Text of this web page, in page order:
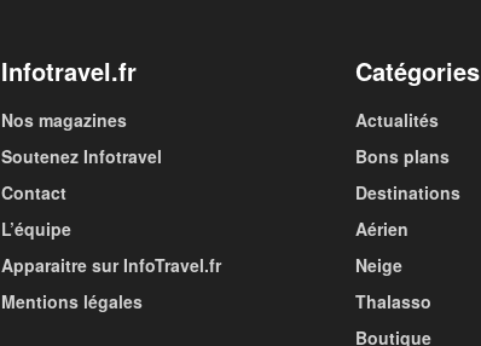
Infotravel.fr
Nos magazines
Soutenez Infotravel
Contact
L’équipe
Apparaitre sur InfoTravel.fr
Mentions légales
Catégories
Actualités
Bons plans
Destinations
Aérien
Neige
Thalasso
Boutique